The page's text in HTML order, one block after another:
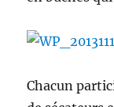
Chacun